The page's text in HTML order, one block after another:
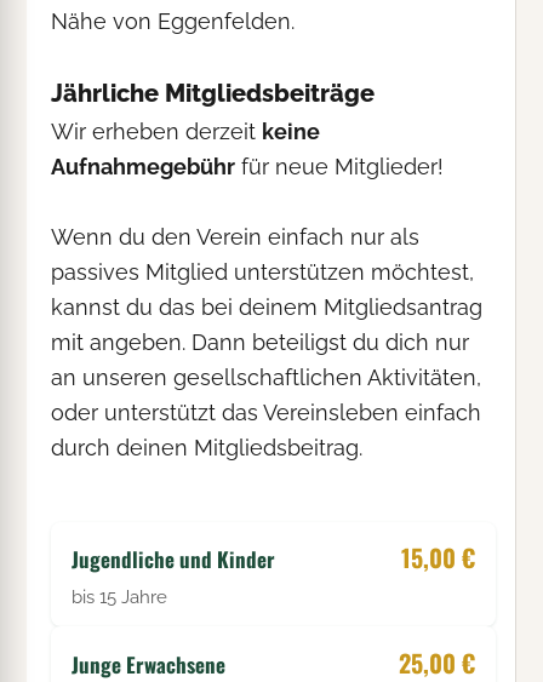
Nähe von Eggenfelden.
Jährliche Mitgliedsbeiträge
Wir erheben derzeit keine
Aufnahmegebühr für neue Mitglieder!
Wenn du den Verein einfach nur als
passives Mitglied unterstützen möchtest,
kannst du das bei deinem Mitgliedsantrag
mit angeben. Dann beteiligst du dich nur
an unseren gesellschaftlichen Aktivitäten,
oder unterstützt das Vereinsleben einfach
durch deinen Mitgliedsbeitrag.
Jugendliche und Kinder 15,00 €
bis 15 Jahre
Junge Erwachsene 25,00 €